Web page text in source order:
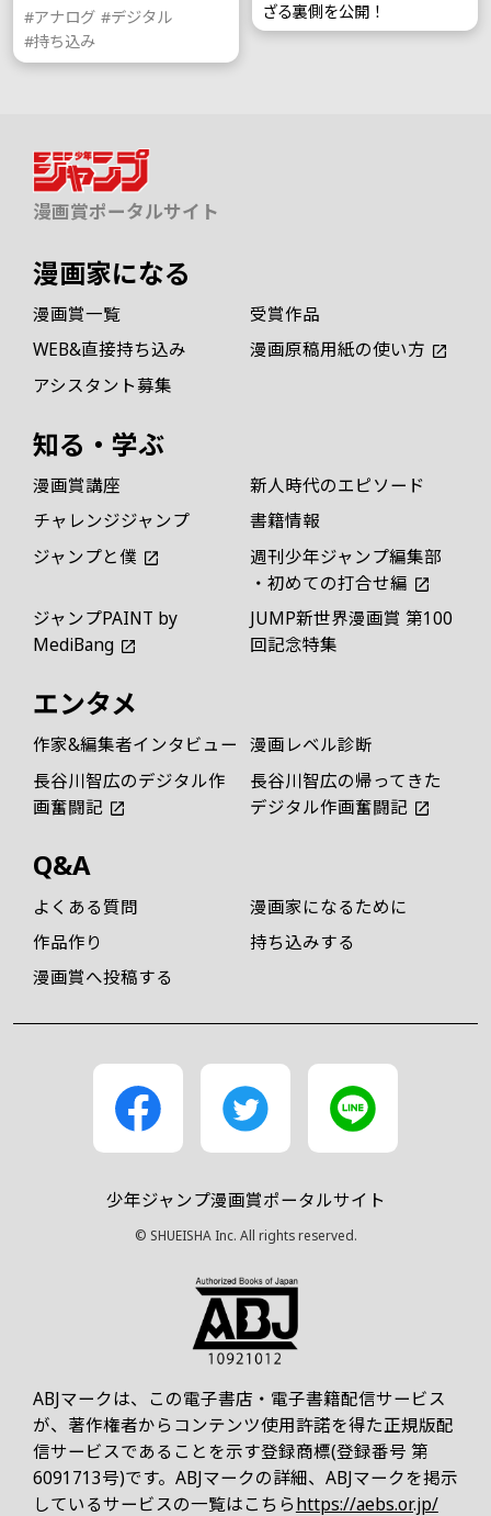
#アナログ #デジタル
#持ち込み
ざる裏側を公開！
漫画賞ポータルサイト
漫画家になる
漫画賞一覧
受賞作品
WEB&直接持ち込み
漫画原稿用紙の使い方
アシスタント募集
知る・学ぶ
漫画賞講座
新人時代のエピソード
チャレンジジャンプ
書籍情報
ジャンプと僕
週刊少年ジャンプ編集部
・初めての打合せ編
ジャンプPAINT by
MediBang
JUMP新世界漫画賞 第100
回記念特集
エンタメ
作家&編集者インタビュー 漫画レベル診断
長谷川智広のデジタル作
画奮闘記
長谷川智広の帰ってきた
デジタル作画奮闘記
Q&A
よくある質問
漫画家になるために
作品作り
持ち込みする
漫画賞へ投稿する
少年ジャンプ漫画賞ポータルサイト
© SHUEISHA Inc. All rights reserved.
ABJマークは、この電子書店・電子書籍配信サービス
が、著作権者からコンテンツ使用許諾を得た正規版配
信サービスであることを示す登録商標(登録番号 第
6091713号)です。ABJマークの詳細、ABJマークを掲示
しているサービスの一覧はこちらhttps://aebs.or.jp/